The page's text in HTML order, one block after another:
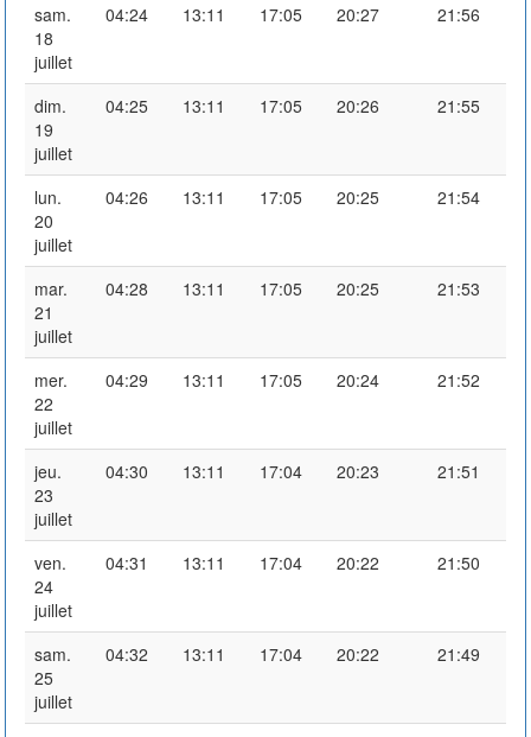
sam.
18
juillet
04:24 13:11 17:05 20:27 21:56
dim.
19
juillet
04:25 13:11 17:05 20:26 21:55
lun.
20
juillet
04:26 13:11 17:05 20:25 21:54
mar.
21
juillet
04:28 13:11 17:05 20:25 21:53
mer.
22
juillet
04:29 13:11 17:05 20:24 21:52
jeu.
23
juillet
04:30 13:11 17:04 20:23 21:51
ven.
24
juillet
04:31 13:11 17:04 20:22 21:50
sam.
25
juillet
04:32 13:11 17:04 20:22 21:49